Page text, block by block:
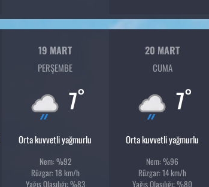
19 MART
PERŞEMBE
7°
Orta kuvvetli yağmurlu
Nem: %92
Rüzgar: 18 km/h
Yağış Olasılığı: %83
20 MART
CUMA
7°
Orta kuvvetli yağmurlu
Nem: %96
Rüzgar: 14 km/h
Yağış Olasılığı: %80